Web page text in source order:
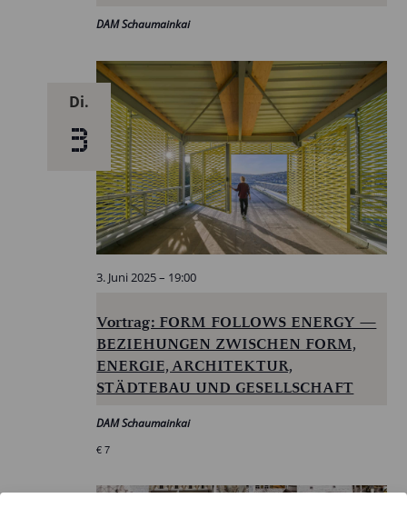
DAM Schaumainkai
Di.
3
Vortrag: FORM FOLLOWS ENERGY —
BEZIEHUNGEN ZWISCHEN FORM,
ENERGIE, ARCHITEKTUR,
STÄDTEBAU UND GESELLSCHAFT
3. Juni 2025 – 19:00
DAM Schaumainkai
€ 7